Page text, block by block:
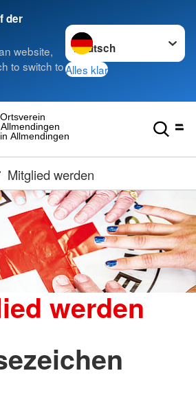
der
website,
to switch to
Sprache wechseln zu
Alles klar
in Allmendingen
Allmendingen
Ortsverein
Mitglied werden
werden